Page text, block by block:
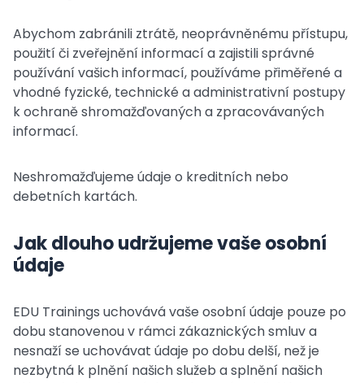
Abychom zabránili ztrátě, neoprávněnému přístupu,
použití či zveřejnění informací a zajistili správné
používání vašich informací, používáme přiměřené a
vhodné fyzické, technické a administrativní postupy
k ochraně shromažďovaných a zpracovávaných
informací.
Neshromažďujeme údaje o kreditních nebo
debetních kartách.
Jak dlouho udržujeme vaše osobní
údaje
EDU Trainings uchovává vaše osobní údaje pouze po
dobu stanovenou v rámci zákaznických smluv a
nesnaží se uchovávat údaje po dobu delší, než je
nezbytná k plnění našich služeb a splnění našich